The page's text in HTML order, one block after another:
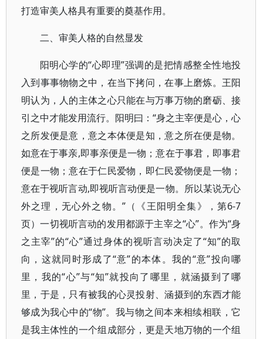
打造审美人格具有重要的奠基作用。
二、审美人格的自然显发
阳明心学的“心即理”强调的是把情感整全性地投
入到事事物物之中，在当下拷问，在事上磨炼。王阳
明认为，人的主体之心只能在与万事万物的磨砺、接
引之中才能发用流行。阳明曰：“身之主宰便是心，心
之所发便是意，意之本体便是知，意之所在便是物。
如意在于事亲,即事亲便是一物；意在于事君，即事君
便是一物；意在于仁民爱物，即仁民爱物便是一物；
意在于视听言动,即视听言动便是一物。所以某说无心
外之理，无心外之物。”（《王阳明全集》，第6-7
页）一切视听言动的发用都源于主宰之“心”。作为“身
之主宰”的“心”通过身体的视听言动决定了“知”的取
向，这就同时形成了“意”的本体。我的“意”投向哪
里，我的“心”与“知”就投向了哪里，就涵摄到了哪
里，于是，只有被我的心灵投射、涵摄到的东西才能
够成为我心中的“物”。我与物之间本来相续相联，它
是我主体性的一个组成部分，更是天地万物的一个组